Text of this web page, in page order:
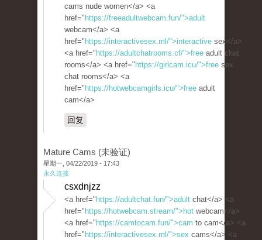
cams nude women</a> <a
href=" https://freeadultwebcam.fun/">adult
webcam</a> <a
href=" https://interactivesex.ml/">interactive sex</a>
<a href=" https://adultchatrooms.cf/">free adult chat
rooms</a> <a href=" https://girlcam.icu/">free sex
chat rooms</a> <a
href=" https://hotwebcamgirls.icu/">free adult
cam</a>
回复
Mature Cams (未验证)
星期一, 04/22/2019 - 17:43
永久连接
csxdnjzz
<a href=" https://adultchat.fun/">adult chat</a> <a
href=" https://hotwebcam.stream/">hot webcam</a>
<a href=" https://camtocam.fun/">cam to cam</a> <a
href=" https://interactivesex.ml/">sex cams</a> <a